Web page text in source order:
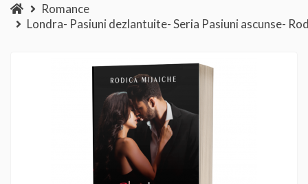
Romance
Londra- Pasiuni dezlantuite- Seria Pasiuni ascunse-